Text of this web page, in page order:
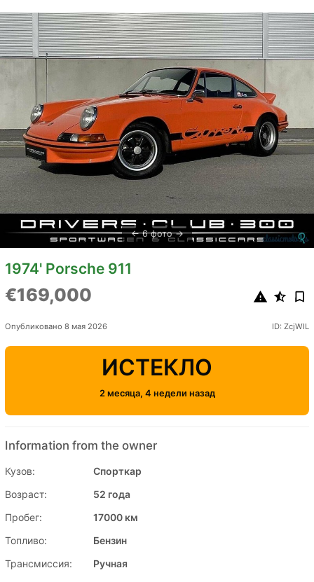
6 фото
1974' Porsche 911
€169,000
Опубликовано 8 мая 2026 ID: ZcjWIL
ИСТЕКЛО
2 месяца, 4 недели назад
Information from the owner
Кузов:
Спорткар
Возраст:
52 года
Пробег:
17000 км
Топливо:
Бензин
Трансмиссия:
Ручная